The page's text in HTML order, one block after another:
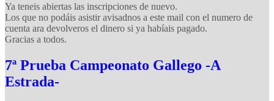
Ya teneis abiertas las inscripciones de nuevo.
Los que no podáis asistir avisadnos a este mail con el numero de
cuenta ara devolveros el dinero si ya habíais pagado.
Gracias a todos.
7ª Prueba Campeonato Gallego -A
Estrada-